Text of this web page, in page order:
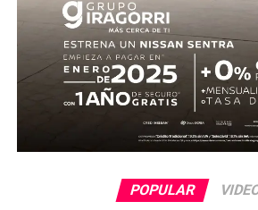
evitó el descuento con una gran
ventaja para el conjunto tricolor.
En la segunda mitad, Ecuador
reaccionar con cambios ofensivos,
claridad frente al arco. México, por su
administrar la ventaja y buscar
El cierre del partido incluyó la
Hincapié en tiempo agregado, tras
POPULAR